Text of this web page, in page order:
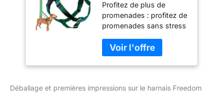
Anti-Traction et
Laisse pour Chien
de Petite, Moyenne
et Grande Taille,
pour Promenade
Facile et contrôle
Confortable, 2,5
Profitez de plus de
promenades : profitez de
promenades sans stress
traction. Profitez d'un
contrôle et d'un confort
supérieurs avec la
suisse et les quatre
Déballage et premières impressions sur le harnais Freedom